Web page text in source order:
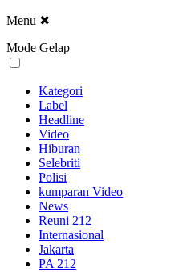
Menu ✖
Mode Gelap
Kategori
Label
Headline
Video
Hiburan
Selebriti
Polisi
kumparan Video
News
Reuni 212
Internasional
Jakarta
PA 212